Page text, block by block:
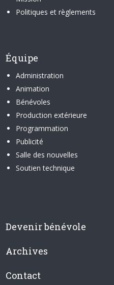
Politiques et règlements
Équipe
Administration
Animation
Bénévoles
Production extérieure
Programmation
Publicité
Salle des nouvelles
Soutien technique
Devenir bénévole
Archives
Contact